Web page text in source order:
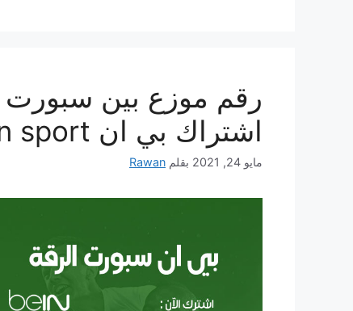
اشتراك بي ان bein sport
مايو 24, 2021 بقلم Rawan